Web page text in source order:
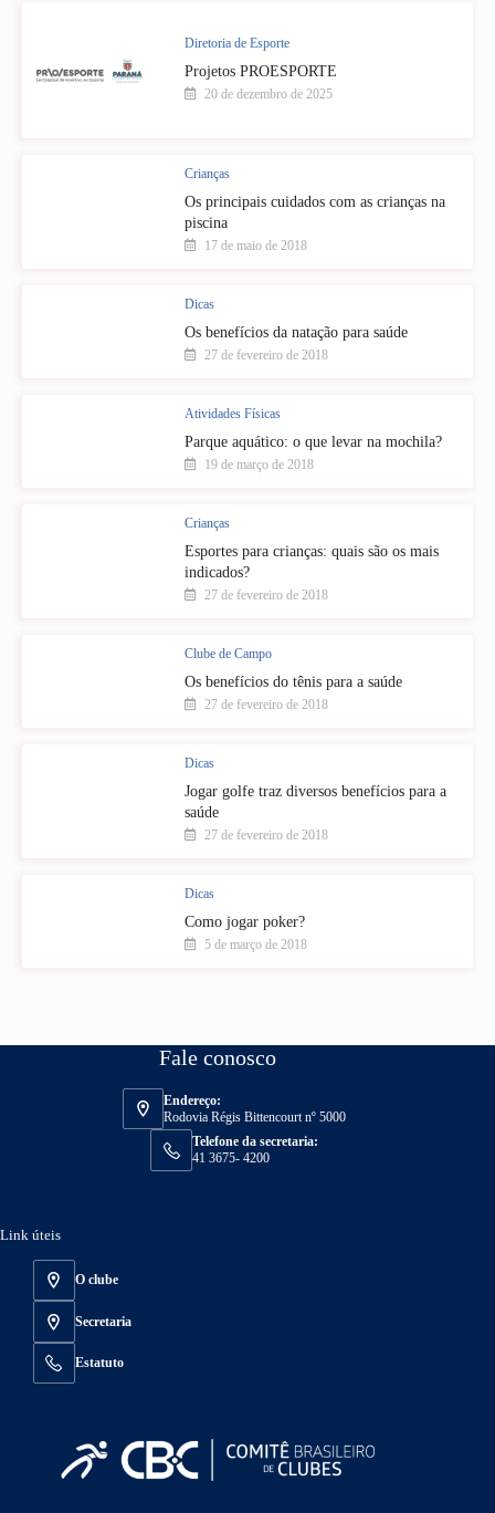
Diretoria de Esporte
Projetos PROESPORTE
20 de dezembro de 2025
Crianças
Os principais cuidados com as crianças na
piscina
17 de maio de 2018
Dicas
Os benefícios da natação para saúde
27 de fevereiro de 2018
Atividades Físicas
Parque aquático: o que levar na mochila?
19 de março de 2018
Crianças
Esportes para crianças: quais são os mais
indicados?
27 de fevereiro de 2018
Clube de Campo
Os benefícios do tênis para a saúde
27 de fevereiro de 2018
Dicas
Jogar golfe traz diversos benefícios para a
saúde
27 de fevereiro de 2018
Dicas
Como jogar poker?
5 de março de 2018
Fale conosco
Endereço:
Rodovia Régis Bittencourt nº 5000
Telefone da secretaria:
41 3675- 4200
Link úteis
O clube
Secretaria
Estatuto